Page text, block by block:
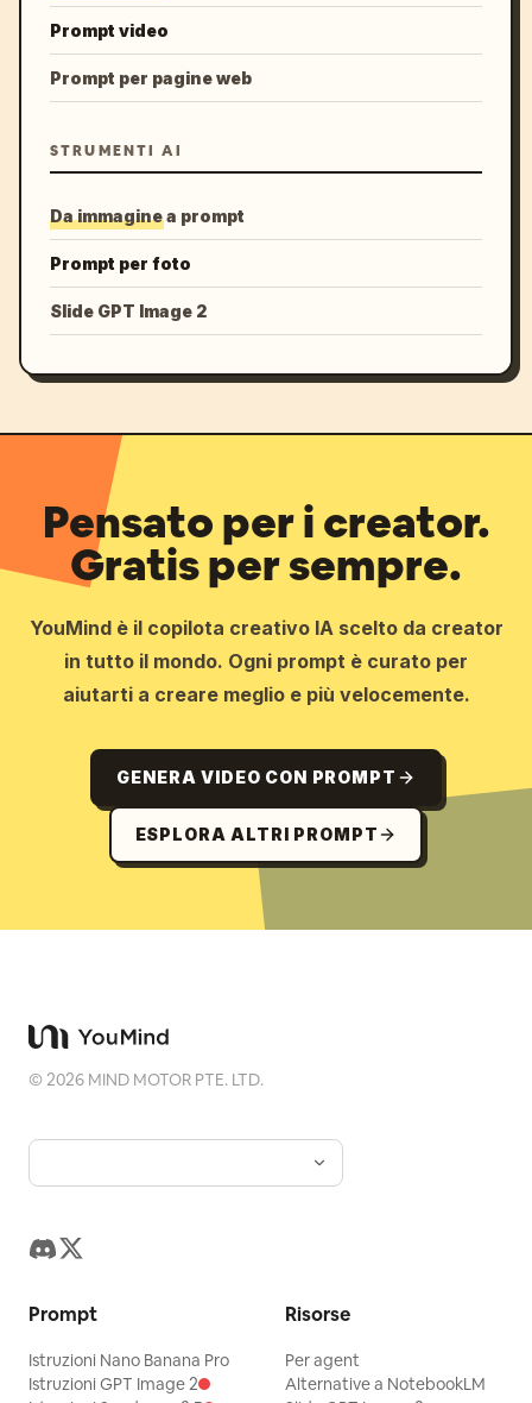
Prompt video
Prompt per pagine web
STRUMENTI AI
Da immagine a prompt
Prompt per foto
Slide GPT Image 2
Pensato per i creator.
Gratis per sempre.
YouMind è il copilota creativo IA scelto da creator
in tutto il mondo. Ogni prompt è curato per
aiutarti a creare meglio e più velocemente.
GENERA VIDEO CON PROMPT
ESPLORA ALTRI PROMPT
©2026 MIND MOTOR PTE. LTD.
Prompt
Istruzioni Nano Banana Pro
Istruzioni GPT Image 2
Risorse
Per agent
Alternative a NotebookLM